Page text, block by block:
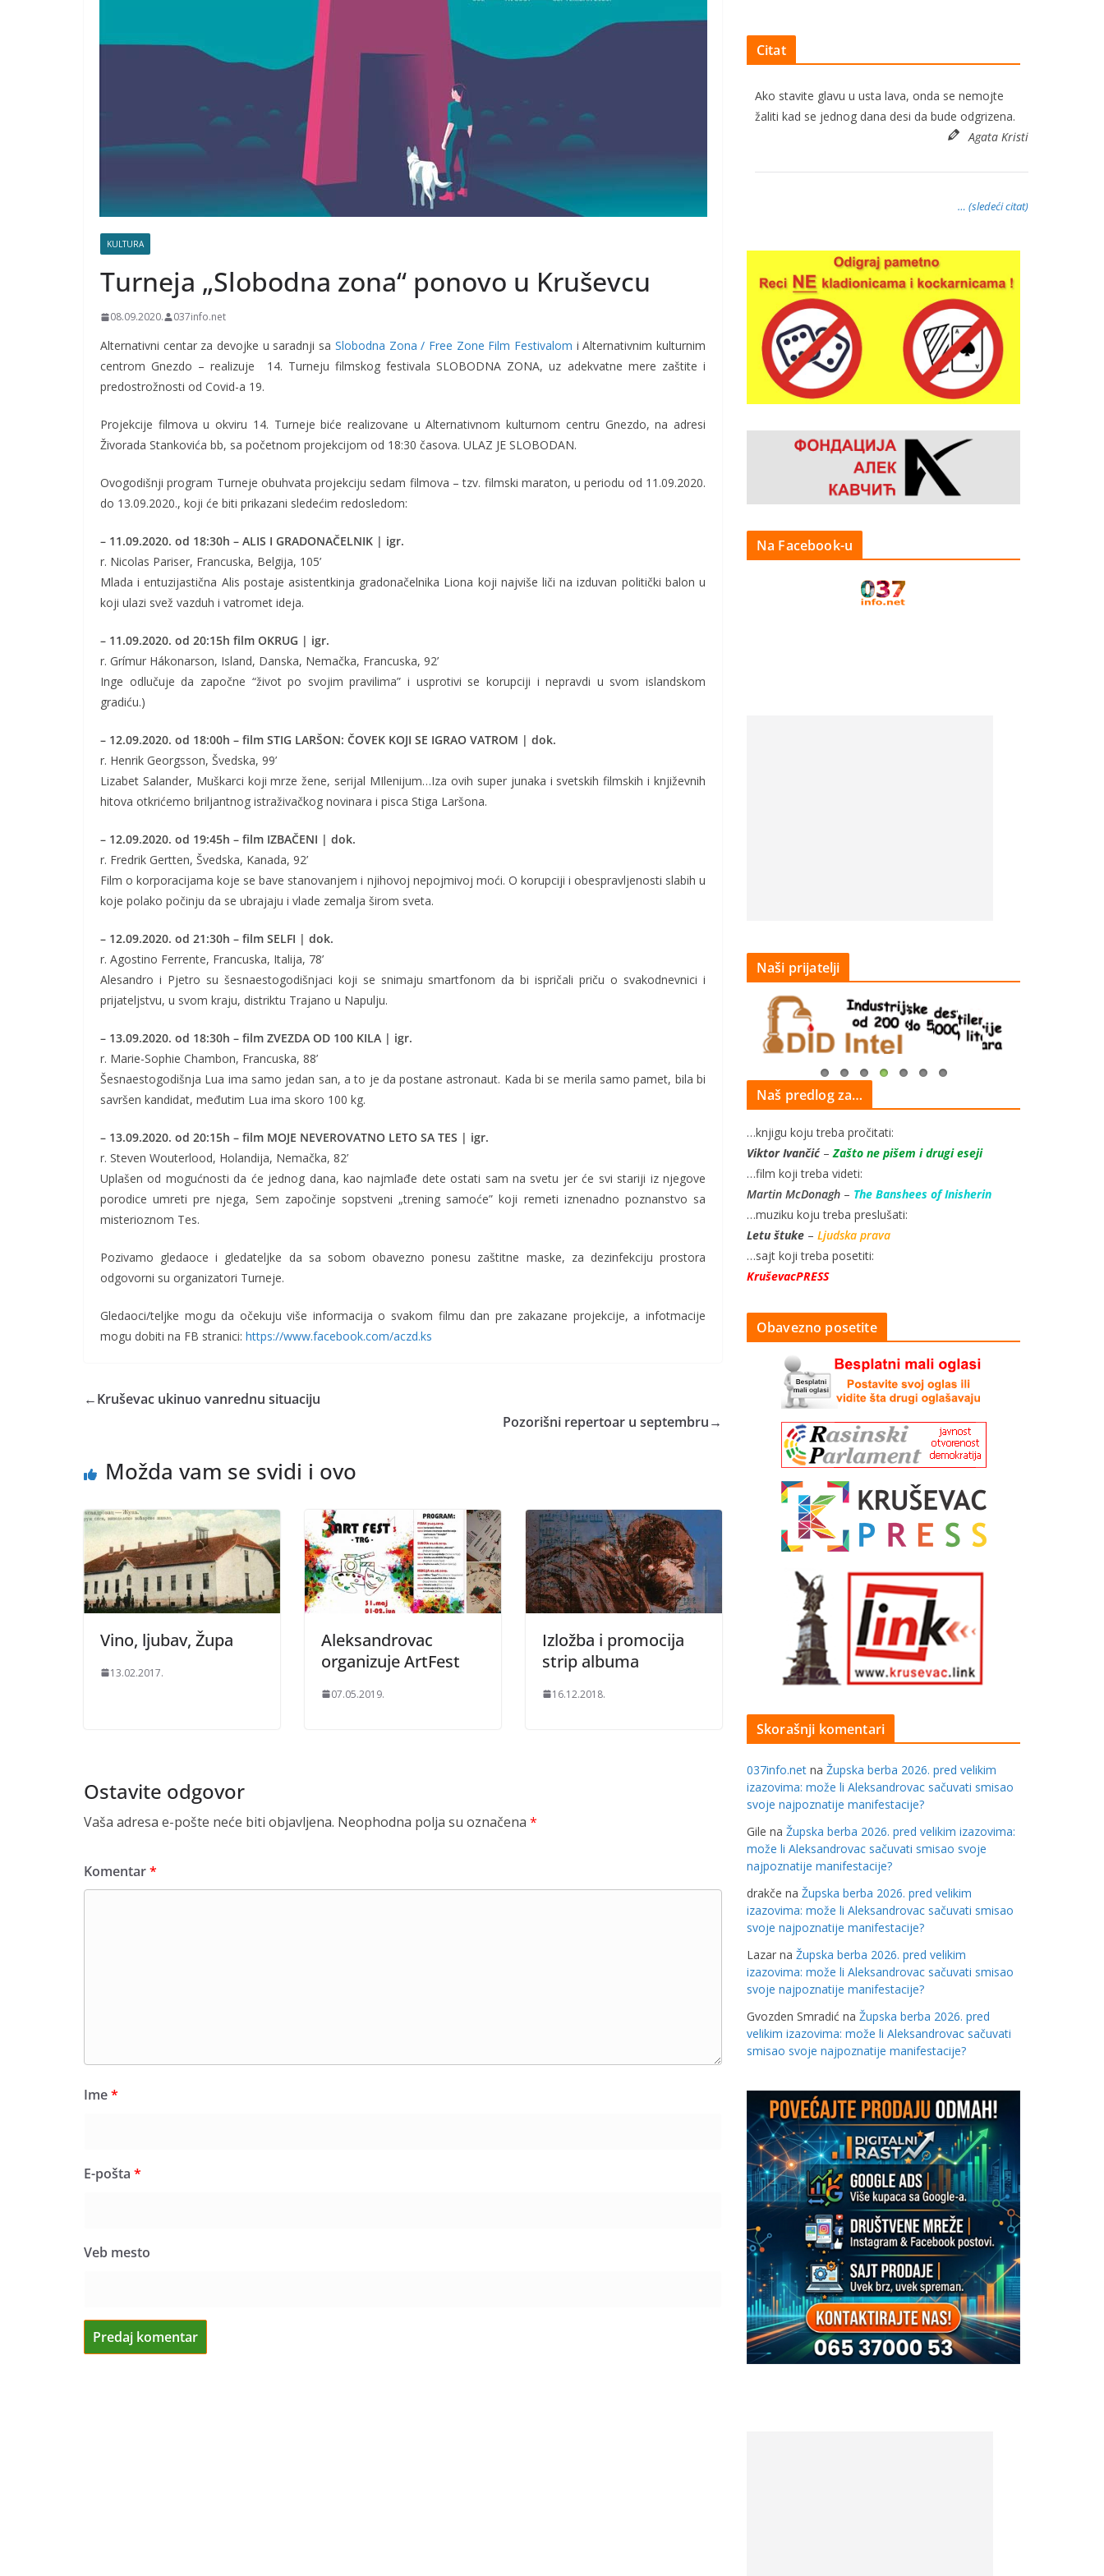
KULTURA
Turneja „Slobodna zona“ ponovo u Kruševcu
08.09.2020. 037info.net
Alternativni centar za devojke u saradnji sa Slobodna Zona / Free Zone Film Festivalom i Alternativnim kulturnim
centrom Gnezdo – realizuje 14. Turneju filmskog festivala SLOBODNA ZONA, uz adekvatne mere zaštite i
predostrožnosti od Covid-a 19.
Projekcije filmova u okviru 14. Turneje biće realizovane u Alternativnom kulturnom centru Gnezdo, na adresi
Živorada Stankovića bb, sa početnom projekcijom od 18:30 časova. ULAZ JE SLOBODAN.
Ovogodišnji program Turneje obuhvata projekciju sedam filmova – tzv. filmski maraton, u periodu od 11.09.2020.
do 13.09.2020., koji će biti prikazani sledećim redosledom:
– 11.09.2020. od 18:30h – ALIS I GRADONAČELNIK | igr.
r. Nicolas Pariser, Francuska, Belgija, 105’
Mlada i entuzijastična Alis postaje asistentkinja gradonačelnika Liona koji najviše liči na izduvan politički balon u
koji ulazi svež vazduh i vatromet ideja.
– 11.09.2020. od 20:15h film OKRUG | igr.
r. Grímur Hákonarson, Island, Danska, Nemačka, Francuska, 92’
Inge odlučuje da započne “život po svojim pravilima” i usprotivi se korupciji i nepravdi u svom islandskom
gradiću.)
– 12.09.2020. od 18:00h – film STIG LARŠON: ČOVEK KOJI SE IGRAO VATROM | dok.
r. Henrik Georgsson, Švedska, 99’
Lizabet Salander, Muškarci koji mrze žene, serijal MIlenijum…Iza ovih super junaka i svetskih filmskih i književnih
hitova otkrićemo briljantnog istraživačkog novinara i pisca Stiga Laršona.
– 12.09.2020. od 19:45h – film IZBAČENI | dok.
r. Fredrik Gertten, Švedska, Kanada, 92’
Film o korporacijama koje se bave stanovanjem i njihovoj nepojmivoj moći. O korupciji i obespravljenosti slabih u
koje polako počinju da se ubrajaju i vlade zemalja širom sveta.
– 12.09.2020. od 21:30h – film SELFI | dok.
r. Agostino Ferrente, Francuska, Italija, 78’
Alesandro i Pjetro su šesnaestogodišnjaci koji se snimaju smartfonom da bi ispričali priču o svakodnevnici i
prijateljstvu, u svom kraju, distriktu Trajano u Napulju.
– 13.09.2020. od 18:30h – film ZVEZDA OD 100 KILA | igr.
r. Marie-Sophie Chambon, Francuska, 88’
Šesnaestogodišnja Lua ima samo jedan san, a to je da postane astronaut. Kada bi se merila samo pamet, bila bi
savršen kandidat, međutim Lua ima skoro 100 kg.
– 13.09.2020. od 20:15h – film MOJE NEVEROVATNO LETO SA TES | igr.
r. Steven Wouterlood, Holandija, Nemačka, 82’
Uplašen od mogućnosti da će jednog dana, kao najmlađe dete ostati sam na svetu jer će svi stariji iz njegove
porodice umreti pre njega, Sem započinje sopstveni „trening samoće” koji remeti iznenadno poznanstvo sa
misterioznom Tes.
Pozivamo gledaoce i gledateljke da sa sobom obavezno ponesu zaštitne maske, za dezinfekciju prostora
odgovorni su organizatori Turneje.
Gledaoci/teljke mogu da očekuju više informacija o svakom filmu dan pre zakazane projekcije, a infotmacije
mogu dobiti na FB stranici: https://www.facebook.com/aczd.ks
←Kruševac ukinuo vanrednu situaciju
Pozorišni repertoar u septembru→
Možda vam se svidi i ovo
Vino, ljubav, Župa
13.02.2017.
Aleksandrovac
organizuje ArtFest
07.05.2019.
Izložba i promocija
strip albuma
16.12.2018.
Ostavite odgovor
Vaša adresa e-pošte neće biti objavljena. Neophodna polja su označena *
Komentar*
Ime*
E-pošta *
Veb mesto
Citat
Ako stavite glavu u usta lava, onda se nemojte
žaliti kad se jednog dana desi da bude odgrizena.
Agata Kristi
… (sledeći citat)
Na Facebook-u
Naši prijatelji
Naš predlog za…
…knjigu koju treba pročitati:
Viktor Ivančić– Zašto ne pišem i drugi eseji
…film koji treba videti:
Martin McDonagh – The Banshees of Inisherin
…muziku koju treba preslušati:
Letu štuke – Ljudska prava
…sajt koji treba posetiti:
KruševacPRESS
Obavezno posetite
Skorašnji komentari
037info.net na Župska berba 2026. pred velikim
izazovima: može li Aleksandrovac sačuvati smisao
svoje najpoznatije manifestacije?
Gile na Župska berba 2026. pred velikim izazovima:
može li Aleksandrovac sačuvati smisao svoje
najpoznatije manifestacije?
drakče na Župska berba 2026. pred velikim
izazovima: može li Aleksandrovac sačuvati smisao
svoje najpoznatije manifestacije?
Lazar na Župska berba 2026. pred velikim
izazovima: može li Aleksandrovac sačuvati smisao
svoje najpoznatije manifestacije?
Gvozden Smradić na Župska berba 2026. pred
velikim izazovima: može li Aleksandrovac sačuvati
smisao svoje najpoznatije manifestacije?